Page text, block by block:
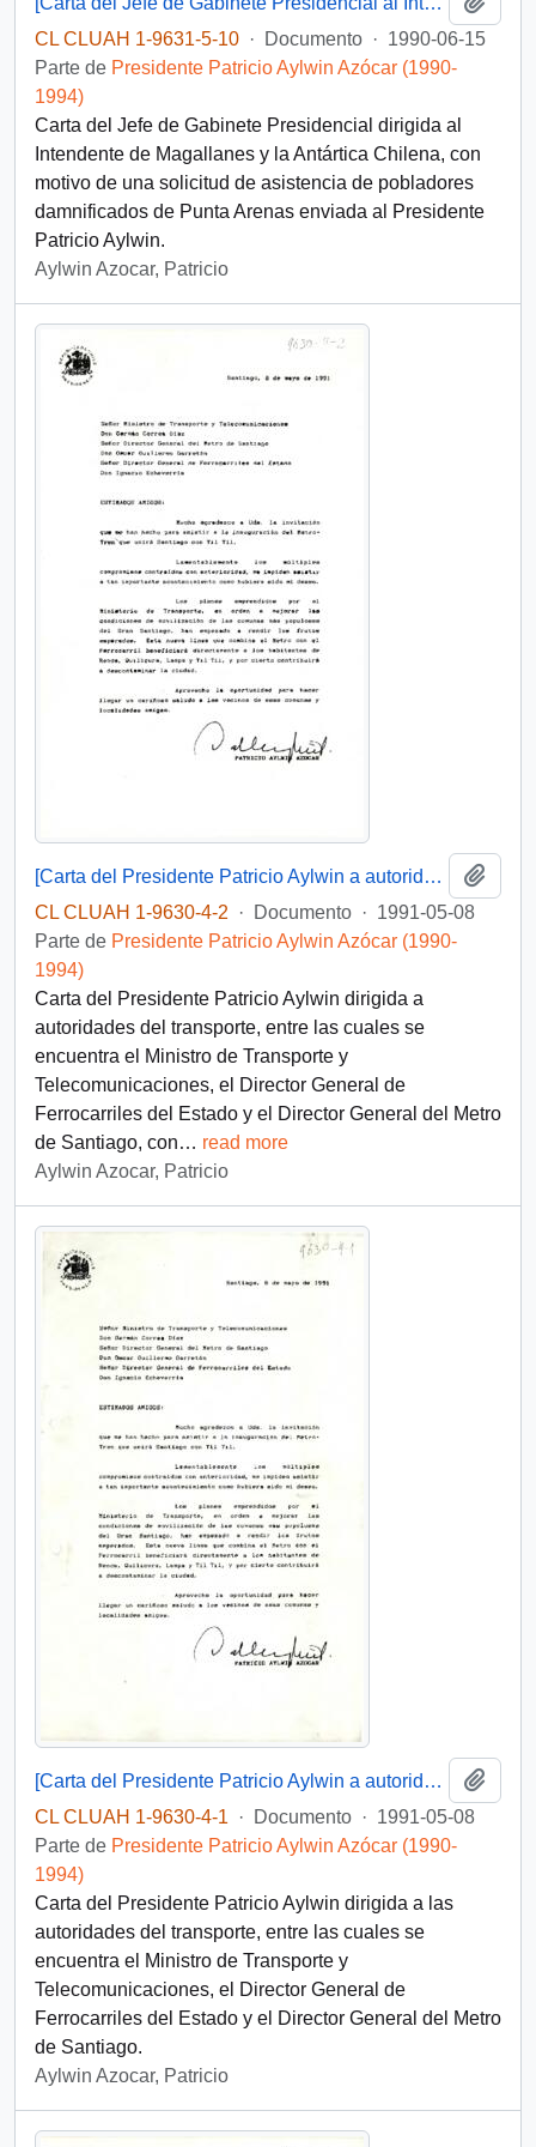
CL CLUAH 1-9631-5-10 · Documento · 1990-06-15
Parte de Presidente Patricio Aylwin Azócar (1990-
1994)
Carta del Jefe de Gabinete Presidencial dirigida al
Intendente de Magallanes y la Antártica Chilena, con
motivo de una solicitud de asistencia de pobladores
damnificados de Punta Arenas enviada al Presidente
Patricio Aylwin.
Aylwin Azocar, Patricio
[Carta del Presidente Patricio Aylwin a autoridades del transporte]
CL CLUAH 1-9630-4-2
· Documento · 1991-05-08
Parte de Presidente Patricio Aylwin Azócar (1990-
1994)
Carta del Presidente Patricio Aylwin dirigida a
autoridades del transporte, entre las cuales se
encuentra el Ministro de Transporte y
Telecomunicaciones, el Director General de
Ferrocarriles del Estado y el Director General del Metro
de Santiago, con… read more
Aylwin Azocar, Patricio
[Carta del Presidente Patricio Aylwin a autoridades del transporte]
CL CLUAH 1-9630-4-1
· Documento · 1991-05-08
Parte de Presidente Patricio Aylwin Azócar (1990-
1994)
Carta del Presidente Patricio Aylwin dirigida a las
autoridades del transporte, entre las cuales se
encuentra el Ministro de Transporte y
Telecomunicaciones, el Director General de
Ferrocarriles del Estado y el Director General del Metro
de Santiago.
Aylwin Azocar, Patricio